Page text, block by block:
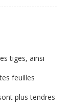
tiges, ainsi
feuilles
plus tendres